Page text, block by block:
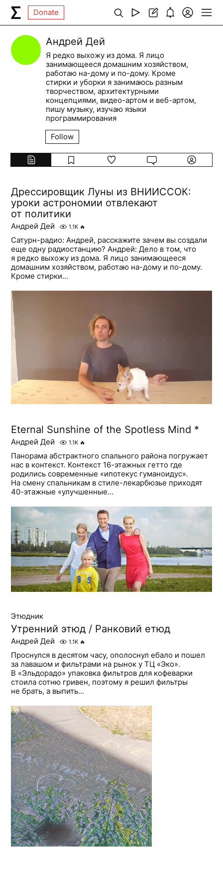
Donate
Андрей Дей
Я редко выхожу из дома. Я лицо
занимающееся домашним хозяйством,
работаю на-дому и по-дому. Кроме
стирки и уборки я занимаюсь разным
творчеством, архитектурными
концепциями, видео-артом и веб-артом,
пишу музыку, изучаю языки
программирования
Follow
Дрессировщик Луны из ВНИИССОК:
уроки астрономии отвлекают
от политики
Андрей Дей 1.1K 🔥
Сатурн-радио: Андрей, расскажите зачем вы создали
еще одну радиостанцию? Андрей: Дело в том, что
я редко выхожу из дома. Я лицо занимающееся
домашним хозяйством, работаю на-дому и по-дому.
Кроме стирки...
Eternal Sunshine of the Spotless Mind *
Андрей Дей 1.1K 🔥
Панорама абстрактного спального района погружает
нас в контекст. Контекст 16-этажных гетто где
родились современные «ипотекус гуманоидус».
На смену спальникам в стиле-лекарбюзье приходят
40-этажные «улучшенные...
Этюдник
Утренний этюд / Ранковий етюд
Андрей Дей 1.1K 🔥
Проснулся в десятом часу, ополоснул ебало и пошел
за лавашом и фильтрами на рынок у ТЦ «Эко».
В «Эльдорадо» упаковка фильтров для кофеварки
стоила сотню гривен, поэтому я решил фильтры
не брать, а выпить...